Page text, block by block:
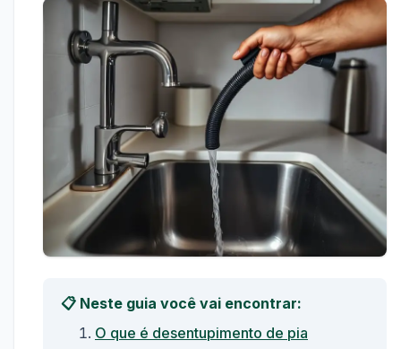
📋 Neste guia você vai encontrar:
O que é desentupimento de pia